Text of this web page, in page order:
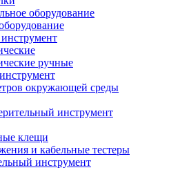
оборудование
ручные
окружающей среды
инструмент
клещи
и кабельные тестеры
инструмент